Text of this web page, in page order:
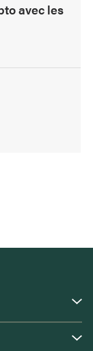
avec les